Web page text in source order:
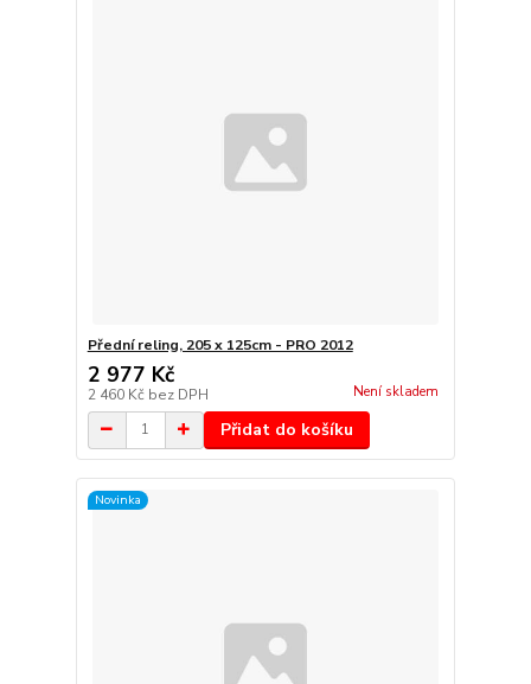
Přední reling, 205 x 125cm - PRO 2012
2 977 Kč
2 460 Kč bez DPH Není skladem
Přidat do košíku
Novinka